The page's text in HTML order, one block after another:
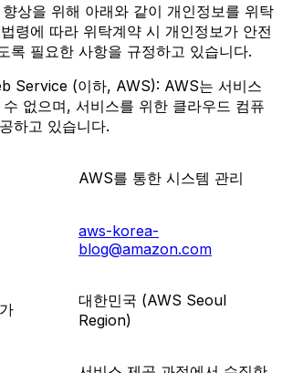
상을 위해 아래와 같이 개인정보를 위탁
령에 따라 위탁계약 시 개인정보가 안전
록 필요한 사항을 규정하고 있습니다.
Service (이하, AWS): AWS는 서비스
없으며, 서비스를 위한 클라우드 컴퓨
하고 있습니다.
AWS를 통한 시스템 관리
aws-korea-
blog@amazon.com
대한민국 (AWS Seoul
Region)